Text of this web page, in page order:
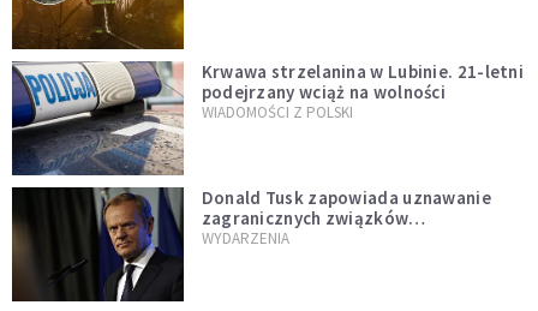
Krwawa strzelanina w Lubinie. 21-letni
podejrzany wciąż na wolności
WIADOMOŚCI Z POLSKI
Donald Tusk zapowiada uznawanie
zagranicznych związków
jednopłciowych. "Państwo oblało ten
WYDARZENIA